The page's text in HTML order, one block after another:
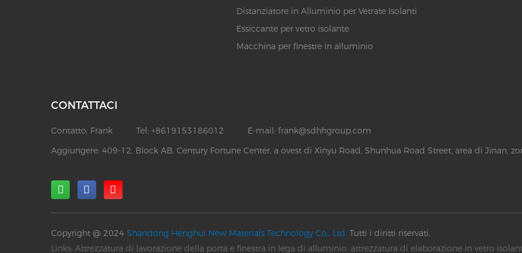
Distanziatore in Alluminio per Vetrate Isolanti
Essiccante per vetro isolante
Macchina per finestre in alluminio
CONTATTACI
Contatto: Frank Tel: +8619153186012 E-mail: frank@sdhhgroup.com
Aggiungere: 409-12, Block AB, Century Fortune Center, a ovest di Xinyu Road, Shunhua Road Street, area di Jinan,
Copyright @ 2024 Shandong Henghui New Materials Technology Co., Ltd. Tutti i diritti riservati.
Links: Attrezzatura di lavorazione della porta e finestra in lega di alluminio, attrezzatura di elaborazione in vetro